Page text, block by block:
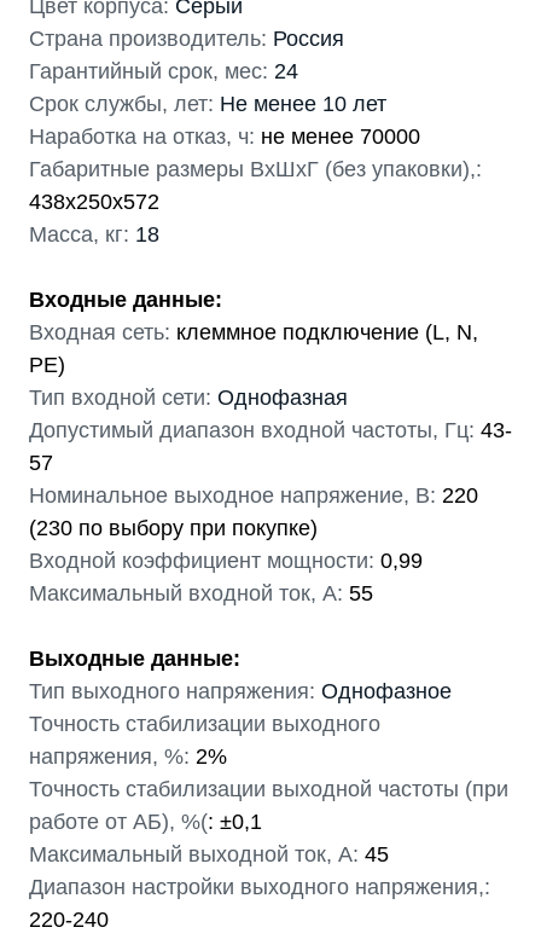
Цвет корпуса: Серый
Страна производитель: Россия
Гарантийный срок, мес: 24
Срок службы, лет: Не менее 10 лет
Наработка на отказ, ч: не менее 70000
Габаритные размеры ВхШхГ (без упаковки),:
438x250x572
Масса, кг: 18
Входные данные:
Входная сеть: клеммное подключение (L, N,
PE)
Тип входной сети: Однофазная
Допустимый диапазон входной частоты, Гц: 43-
57
Номинальное выходное напряжение, В: 220
(230 по выбору при покупке)
Входной коэффициент мощности: 0,99
Максимальный входной ток, А: 55
Выходные данные:
Тип выходного напряжения: Однофазное
Точность стабилизации выходного
напряжения, %: 2%
Точность стабилизации выходной частоты (при
работе от АБ), %(: ±0,1
Максимальный выходной ток, А: 45
Диапазон настройки выходного напряжения,:
220-240